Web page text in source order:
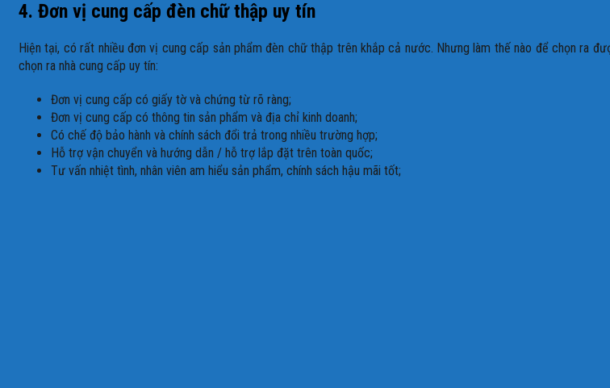
4. Đơn vị cung cấp đèn chữ thập uy tín
Hiện tại, có rất nhiều đơn vị cung cấp sản phẩmđèn chữ thập trên khắp cả nước. Nhưng làm thế nào để chọn ra
chọn ra nhà cung cấp uy tín:
Đơn vị cung cấp có giấy tờ và chứng từ rõ ràng;
Đơn vị cung cấp có thông tin sản phẩm và địa chỉ kinh doanh;
Có chế độ bảo hành và chính sách đổi trả trong nhiều trường hợp;
Hỗ trợ vận chuyển và hướng dẫn / hỗ trợ lắp đặt trên toàn quốc;
Tư vấn nhiệt tình, nhân viên am hiểu sản phẩm, chính sách hậu mãi tốt;